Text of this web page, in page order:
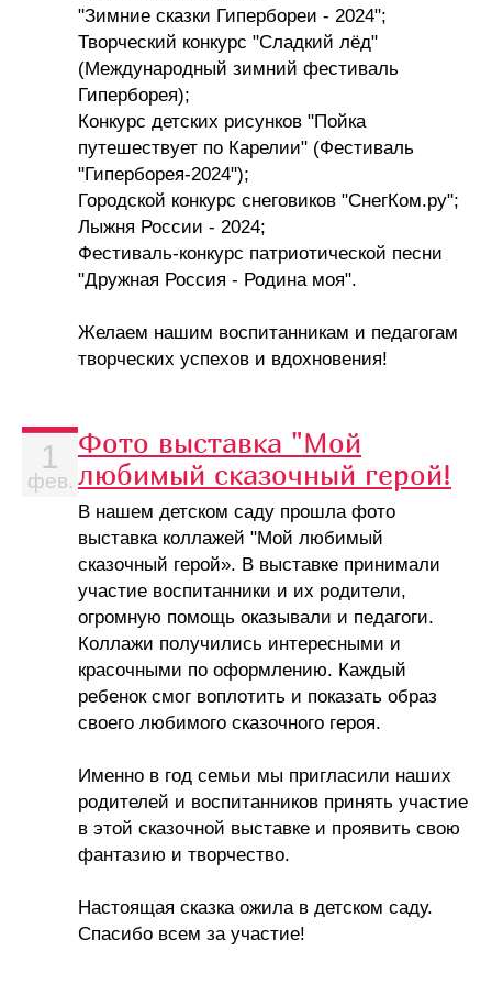
"Зимние сказки Гипербореи - 2024";
Творческий конкурс "Сладкий лёд"
(Международный зимний фестиваль
Гиперборея);
Конкурс детских рисунков "Пойка
путешествует по Карелии" (Фестиваль
"Гиперборея-2024");
Городской конкурс снеговиков "СнегКом.ру";
Лыжня России - 2024;
Фестиваль-конкурс патриотической песни
"Дружная Россия - Родина моя".
Желаем нашим воспитанникам и педагогам
творческих успехов и вдохновения!
1
фев.
Фото выставка "Мой
любимый сказочный герой!
В нашем детском саду прошла фото
выставка коллажей "Мой любимый
сказочный герой». В выставке принимали
участие воспитанники и их родители,
огромную помощь оказывали и педагоги.
Коллажи получились интересными и
красочными по оформлению. Каждый
ребенок смог воплотить и показать образ
своего любимого сказочного героя.
Именно в год семьи мы пригласили наших
родителей и воспитанников принять участие
в этой сказочной выставке и проявить свою
фантазию и творчество.
Настоящая сказка ожила в детском саду.
Спасибо всем за участие!